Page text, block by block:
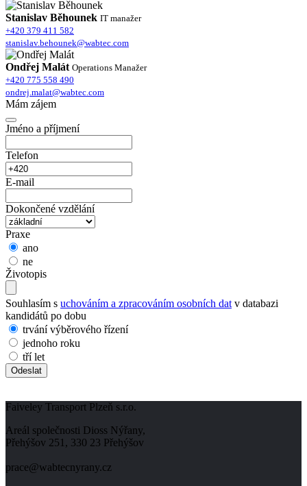
Stanislav Běhounek IT manažer
+420 379 411 582
stanislav.behounek@wabtec.com
Ondřej Malát Operations Manažer
+420 775 558 490
ondrej.malat@wabtec.com
Mám zájem
Jméno a příjmení
Telefon
E-mail
Dokončené vzdělání
Praxe
ano
ne
Životopis
Souhlasím s uchováním a zpracováním osobních dat v databazi
kandidátů po dobu
trvání výběrového řízení
jednoho roku
tří let
Faiveley Transport Plzeň s.r.o.
Areál společnosti Dioss Nýřany,
Přehýšov 251, 330 23 Přehýšov
prace@wabtecnyrany.cz